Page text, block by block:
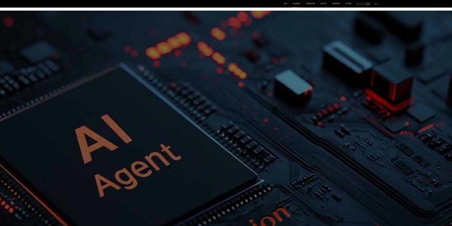
首页 产品及服务 行业解决方案 合作伙伴 投资者关系 关于我们 中EN